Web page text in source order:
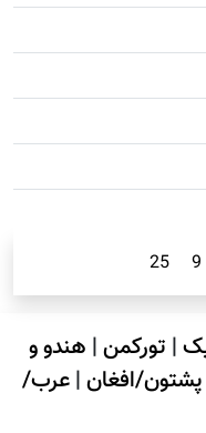
9
25
| تورکمن| هندو و
پشتون/افغان|عرب/